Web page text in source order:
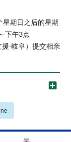
期日之后的星期
下午3点
·岐阜）提交相亲